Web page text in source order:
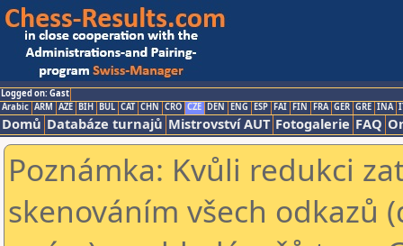
Logged on: Gast
Arabic ARM AZE BIH BUL CAT CHN CRO CZE DEN ENG ESP FAI FIN FRA GER GRE INA
Domů Databáze turnajů Mistrovství AUT Fotogalerie FAQ
Poznámka: Kvůli redukci
skenováním všech odkazů